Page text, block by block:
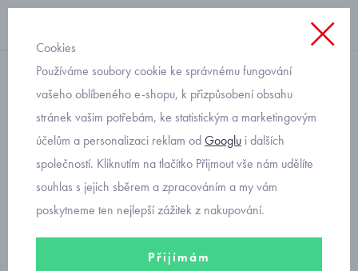
kalhotky
plavkové kalhotky dětské 2
kusy Mayoral 1688-62
Cookies
Používáme soubory cookie ke správnému fungování
vašeho oblíbeného e-shopu, k přizpůsobení obsahu
stránek vašim potřebám, ke statistickým a marketingovým
účelům a personalizaci reklam odGooglu i dalších
společností. Kliknutím na tlačítko Přijmout vše nám udělíte
souhlas s jejich sběrem a zpracováním a my vám
poskytneme ten nejlepší zážitek z nakupování.
Přijímám